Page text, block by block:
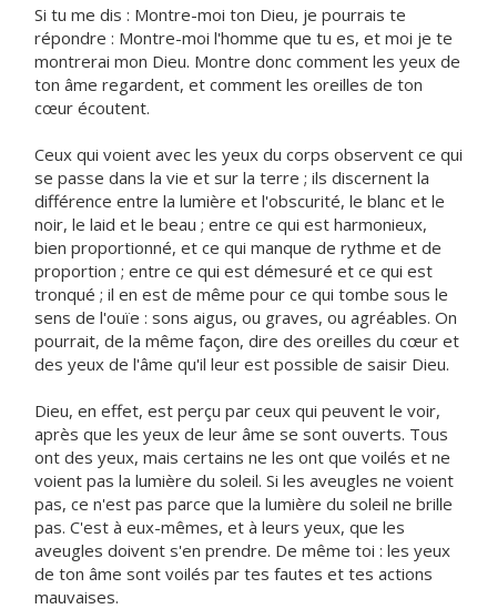
Si tu me dis : Montre-moi ton Dieu, je pourrais te
répondre : Montre-moi l'homme que tu es, et moi je te
montrerai mon Dieu. Montre donc comment les yeux de
ton âme regardent, et comment les oreilles de ton
cœur écoutent.
Ceux qui voient avec les yeux du corps observent ce qui
se passe dans la vie et sur la terre ; ils discernent la
différence entre la lumière et l'obscurité, le blanc et le
noir, le laid et le beau ; entre ce qui est harmonieux,
bien proportionné, et ce qui manque de rythme et de
proportion ; entre ce qui est démesuré et ce qui est
tronqué ; il en est de même pour ce qui tombe sous le
sens de l'ouïe : sons aigus, ou graves, ou agréables. On
pourrait, de la même façon, dire des oreilles du cœur et
des yeux de l'âme qu'il leur est possible de saisir Dieu.
Dieu, en effet, est perçu par ceux qui peuvent le voir,
après que les yeux de leur âme se sont ouverts. Tous
ont des yeux, mais certains ne les ont que voilés et ne
voient pas la lumière du soleil. Si les aveugles ne voient
pas, ce n'est pas parce que la lumière du soleil ne brille
pas. C'est à eux-mêmes, et à leurs yeux, que les
aveugles doivent s'en prendre. De même toi : les yeux
de ton âme sont voilés par tes fautes et tes actions
mauvaises.